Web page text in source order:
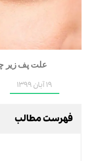
علت پف زیر
19 آبان 1399
فهرست مطالب